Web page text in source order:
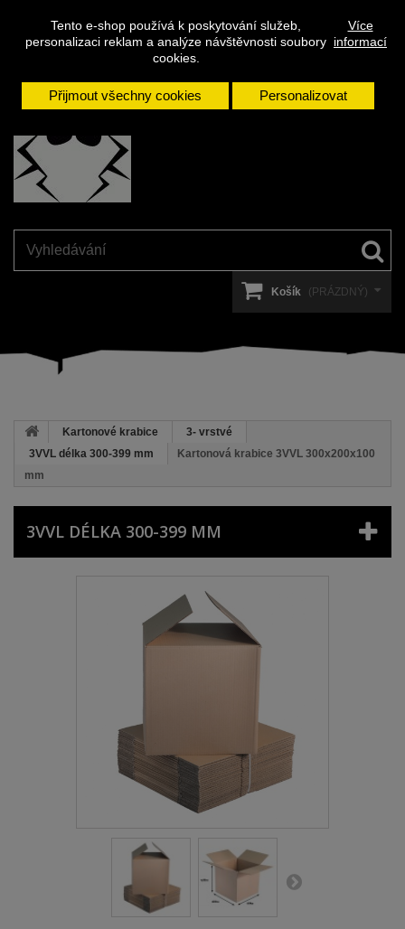
Tento e-shop používá k poskytování služeb,
personalizaci reklam a analýze návštěvnosti soubory
cookies.
Více
informací
Přijmout všechny cookies Personalizovat
Kontakt
Přihlásit se
Napište
nám
Košík (PRÁZDNÝ)
Kartonové krabice
3- vrstvé
3VVL délka 300-399 mm
Kartonová krabice 3VVL 300x200x100
mm
3VVL DÉLKA 300-399 MM